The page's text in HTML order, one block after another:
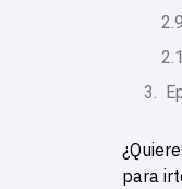
para